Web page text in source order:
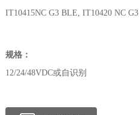
IT10415NC G3 BLE, IT10420 NC G3
规格：
12/24/48VDC或自识别